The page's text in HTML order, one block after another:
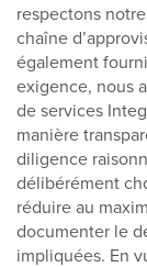
respectons
chaîne
également
exigence, nous
de services
manière
diligence
délibérément
réduire au
documenter le
impliquées. En